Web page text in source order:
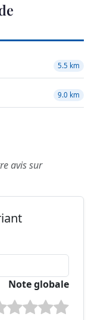
5.5 km
9.0 km
avis sur
Note globale